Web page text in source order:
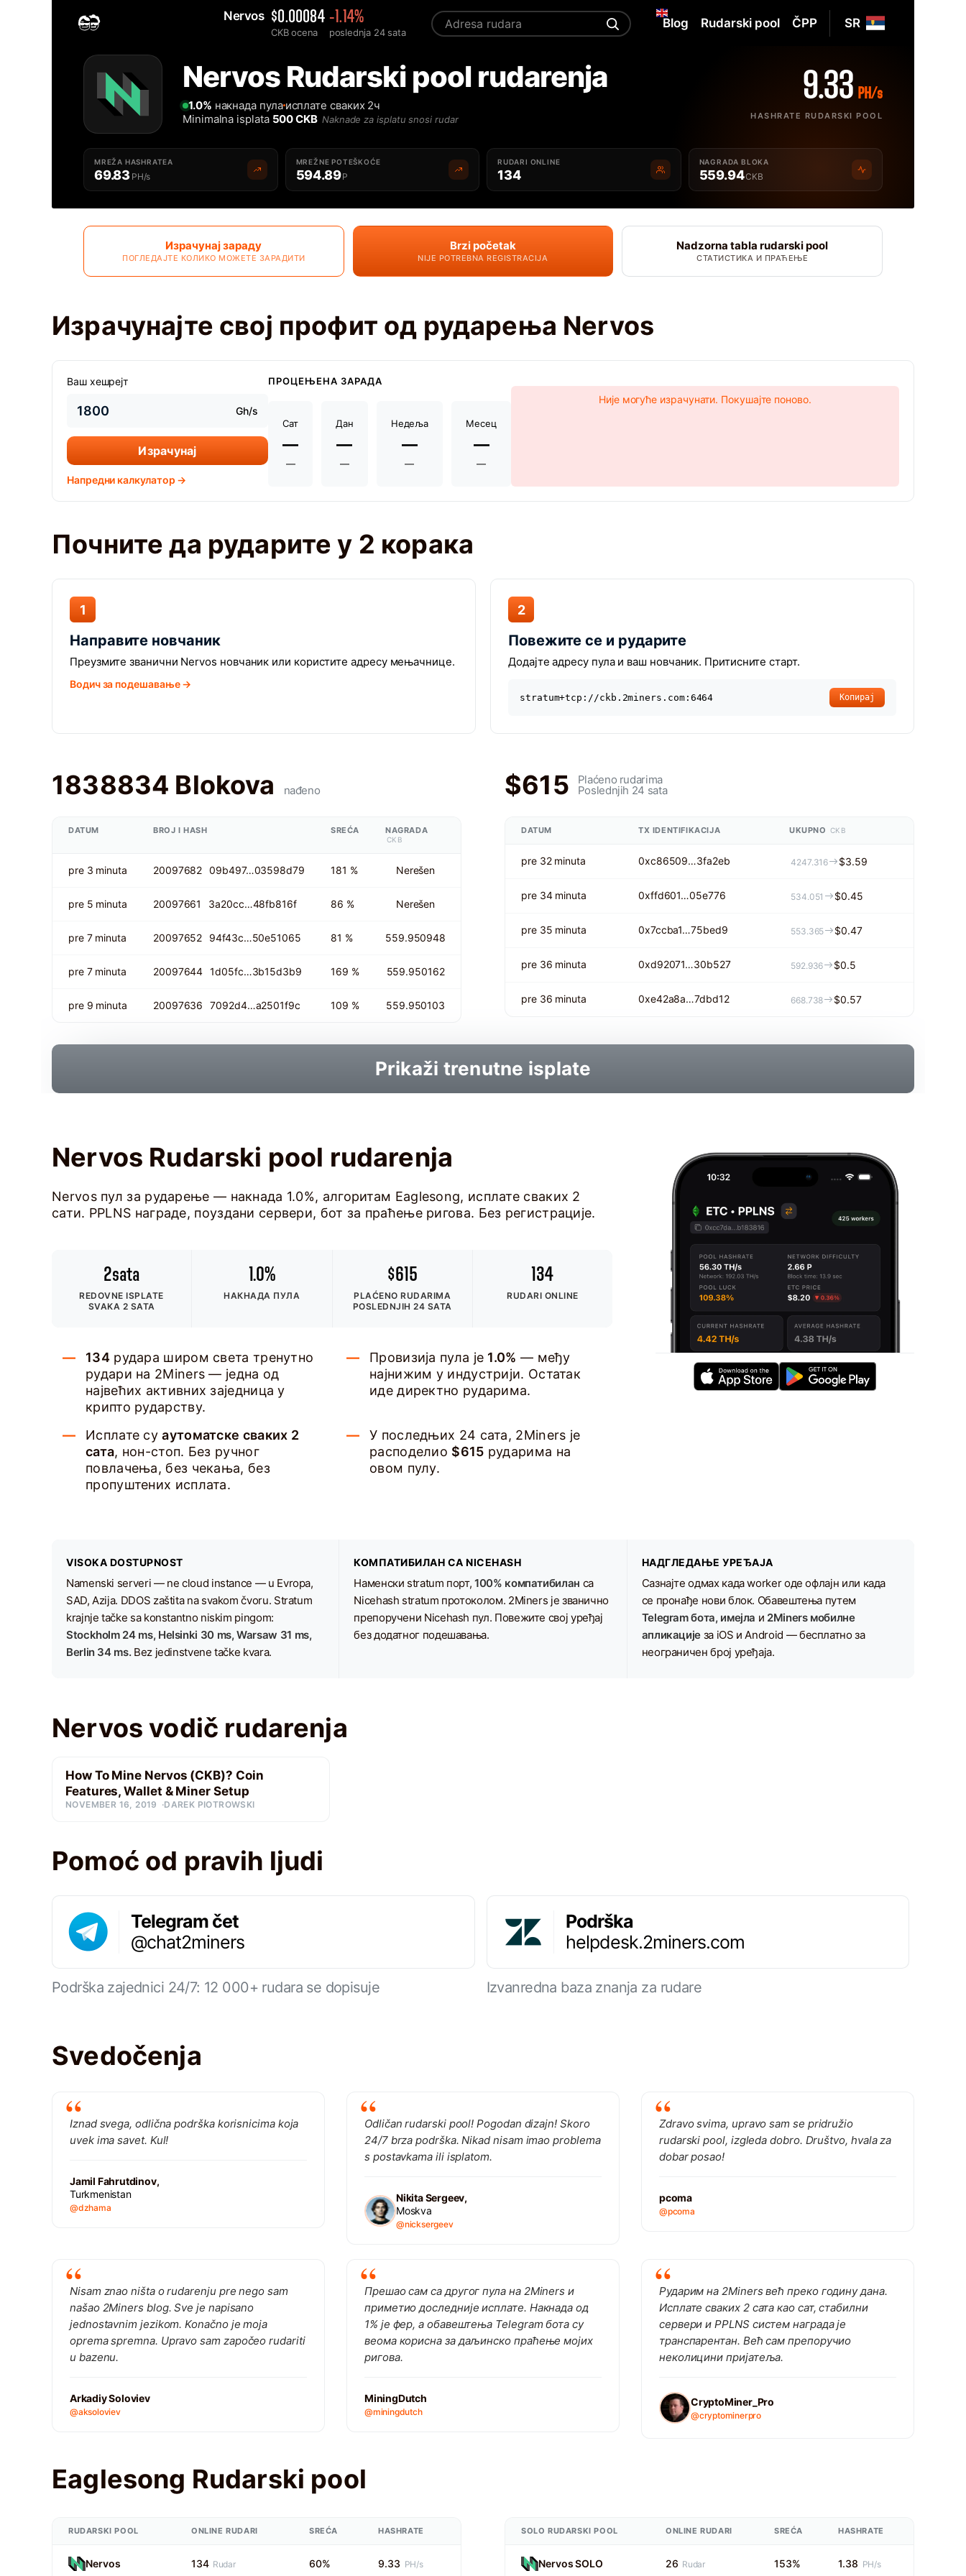
2MINERS.COM
Nervos $0.00084
CKB ocena
-1.14%
poslednja 24 sata
SR
Blog Rudarski pool ČPP
Najbolji Nervos CKB rudarski pool za rudarenje - 2MinersNervos Rudarski pool rudarenja
1.0% накнада пулаисплате сваких 2ч
Minimalna isplata 500 CKB Naknade za isplatu snosi rudar
9.33 PH/s
HASHRATE RUDARSKI POOL
MREŽA HASHRATEA
69.83 PH/s
MREŽNE POTEŠKOĆE
594.89P
RUDARI ONLINE
134
NAGRADA BLOKA
559.94CKB
Израчунај зараду
ПОГЛЕДАЈТЕ КОЛИКО МОЖЕТЕ ЗАРАДИТИ
Brzi početak
NIJE POTREBNA REGISTRACIJA
Nadzorna tabla rudarski pool
СТАТИСТИКА И ПРАЋЕЊЕ
Израчунајте свој профит од рударења Nervos
Ваш хешрејт
Gh/s
Израчунај
Напредни калкулатор →
ПРОЦЕЊЕНА ЗАРАДА
Сат
—
—
Дан
—
—
Недеља
—
—
Месец
—
—
Није могуће израчунати. Покушајте поново.
Почните да рударите у 2 корака
1
Направите новчаник
Преузмите званични Nervos новчаник или користите адресу мењачнице.
Водич за подешавање →
2
Повежите се и рударите
Додајте адресу пула и ваш новчаник. Притисните старт.
stratum+tcp://ckb.2miners.com:6464 Копирај
1838834 Blokova nađeno
DATUM BROJ I HASH SREĆA NAGRADA
CKB
pre 3 minuta 20097682 09b497…03598d79 181 % Nerešen
pre 5 minuta 20097661 3a20cc…48fb816f 86 % Nerešen
pre 7 minuta 20097652 94f43c…50e51065 81 % 559.950948
pre 7 minuta 20097644 1d05fc…3b15d3b9 169 % 559.950162
pre 9 minuta 20097636 7092d4…a2501f9c 109 % 559.950103
$615 Plaćeno rudarima
Poslednjih 24 sata
DATUM TX IDENTIFIKACIJA UKUPNO CKB
pre 32 minuta 0xc86509…3fa2eb 4247.316 $3.59
pre 34 minuta 0xffd601…05e776 534.051 $0.45
pre 35 minuta 0x7ccba1…75bed9 553.365 $0.47
pre 36 minuta 0xd92071…30b527 592.936 $0.5
pre 36 minuta 0xe42a8a…7dbd12 668.738 $0.57
Prikaži trenutne isplate
Nervos Rudarski pool rudarenja
Nervos пул за рударење — накнада 1.0%, алгоритам Eaglesong, исплате сваких 2
сати. PPLNS награде, поуздани сервери, бот за праћење ригова. Без регистрације.
2sata
REDOVNE ISPLATE
SVAKA 2 SATA
1.0%
НАКНАДА ПУЛА
$615
PLAĆENO RUDARIMA
POSLEDNJIH 24 SATA
134
RUDARI ONLINE
134рудара широм света тренутно
рудари на 2Miners — једна од
највећих активних заједница у
крипто рударству.
Провизија пула је 1.0% — међу
најнижим у индустрији. Остатак
иде директно рударима.
Исплате суаутоматске сваких 2
сата, нон-стоп. Без ручног
повлачења, без чекања, без
пропуштених исплата.
У последњих 24 сата, 2Miners је
расподелио $615 рударима на
овом пулу.
VISOKA DOSTUPNOST
Namenski serveri — ne cloud instance — u Evropa,
SAD, Azija. DDOS zaštita na svakom čvoru. Stratum
krajnje tačke sa konstantno niskim pingom:
Stockholm 24 ms, Helsinki 30 ms, Warsaw 31 ms,
Berlin 34 ms.Bez jedinstvene tačke kvara.
КОМПАТИБИЛАН СА NICEHASH
Наменски stratum порт,100% компатибилан са
Nicehash stratum протоколом. 2Miners је званично
препоручени Nicehash пул. Повежите свој уређај
без додатног подешавања.
НАДГЛЕДАЊЕ УРЕЂАЈА
Сазнајте одмах када worker оде офлајн или када
се пронађе нови блок. Обавештења путем
Telegram бота, имејла и 2Miners мобилне
апликације за iOS и Android — бесплатно за
неограничен број уређаја.
Nervos vodič rudarenja
How To Mine Nervos (CKB)? Coin
Features, Wallet & Miner Setup
NOVEMBER 16, 2019 DAREK PIOTROWSKI
Pomoć od pravih ljudi
Telegram čet
@chat2miners
Podrška zajednici 24/7: 12 000+ rudara se dopisuje
Podrška
helpdesk.2miners.com
Izvanredna baza znanja za rudare
Svedočenja
Iznad svega, odlična podrška korisnicima koja
uvek ima savet. Kul!
Jamil Fahrutdinov,
Turkmenistan
@dzhama
Odličan rudarski pool! Pogodan dizajn! Skoro
24/7 brza podrška. Nikad nisam imao problema
s postavkama ili isplatom.
Nikita Sergeev,
Moskva
@nicksergeev
Zdravo svima, upravo sam se pridružio
rudarski pool, izgleda dobro. Društvo, hvala za
dobar posao!
pcoma
@pcoma
Nisam znao ništa o rudarenju pre nego sam
našao 2Miners blog. Sve je napisano
jednostavnim jezikom. Konačno je moja
oprema spremna. Upravo sam započeo rudariti
u bazenu.
Arkadiy Soloviev
@aksoloviev
Прешао сам са другог пула на 2Miners и
приметио доследније исплате. Накнада од
1% је фер, а обавештења Telegram бота су
веома корисна за даљинско праћење мојих
ригова.
MiningDutch
@miningdutch
Рударим на 2Miners већ преко годину дана.
Исплате сваких 2 сата као сат, стабилни
сервери и PPLNS систем награда је
транспарентан. Већ сам препоручио
неколицини пријатеља.
CryptoMiner_Pro
@cryptominerpro
Eaglesong Rudarski pool
RUDARSKI POOL ONLINE RUDARI SREĆA HASHRATE
Nervos 134 Rudar 60% 9.33 PH/s
SOLO RUDARSKI POOL ONLINE RUDARI SREĆA HASHRATE
Nervos SOLO 26 Rudar 153% 1.38 PH/s